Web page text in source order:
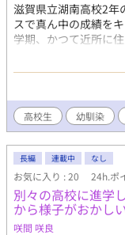
滋賀県立湖南高校2年
スで真ん中の成績を
学期、かつて近所に
あやと）が突然教室
滋賀に戻ってきたの
背も伸びてイケメン
するが、絢人は手芸
兄で、理数科クラス
て何かとコンプレッ
に憧れの目を向ける
に残りスケートに打
ザインを絢人が手伝
と絢人に言うが、何
った幼馴染どうしが
ずつ近づく話。
高校生 幼馴染
長編 連載中 なし
お気に入り : 20 24h.ポ
別々の高校に進学
から様子がおかし
咲間 咲良